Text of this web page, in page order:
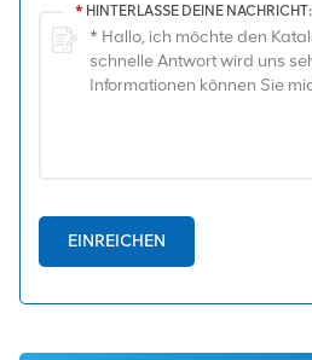
* HINTERLASSE DEINE NACHRICHT:
EINREICHEN